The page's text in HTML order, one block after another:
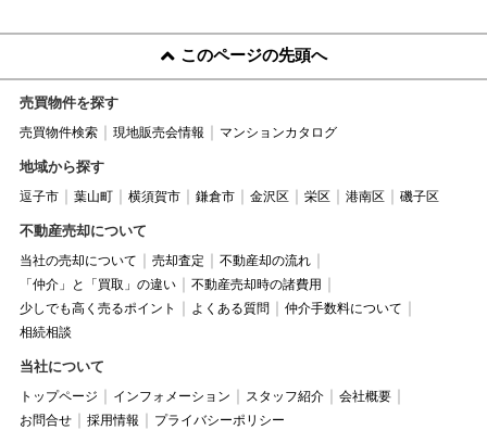
このページの先頭へ
売買物件を探す
売買物件検索 現地販売会情報 マンションカタログ
地域から探す
逗子市 葉山町 横須賀市 鎌倉市 金沢区 栄区 港南区 磯子区
不動産売却について
当社の売却について 売却査定
不動産却の流れ
「仲介」と「買取」の違い
不動産売却時の諸費用
少しでも高く売るポイント
よくある質問
仲介手数料について
相続相談
当社について
トップページ インフォメーション スタッフ紹介
会社概要
お問合せ
採用情報 プライバシーポリシー